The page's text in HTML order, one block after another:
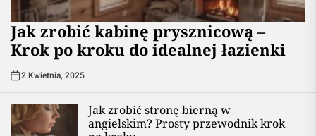
Jak zrobić kabinę prysznicową –
Krok po kroku do idealnej łazienki
2 Kwietnia, 2025
Jak zrobić stronę bierną w
angielskim? Prosty przewodnik krok